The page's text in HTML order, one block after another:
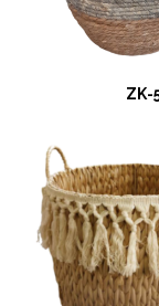
ZK-